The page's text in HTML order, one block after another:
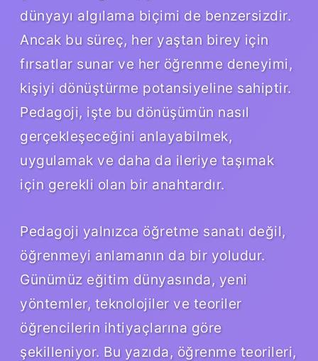
dünyayı algılama biçimi de benzersizdir.
Ancak bu süreç, her yaştan birey için
fırsatlar sunar ve her öğrenme deneyimi,
kişiyi dönüştürme potansiyeline sahiptir.
Pedagoji, işte bu dönüşümün nasıl
gerçekleşeceğini anlayabilmek,
uygulamak ve daha da ileriye taşımak
için gerekli olan bir anahtardır.
Pedagoji yalnızca öğretme sanatı değil,
öğrenmeyi anlamanın da bir yoludur.
Günümüz eğitim dünyasında, yeni
yöntemler, teknolojiler ve teoriler
öğrencilerin ihtiyaçlarına göre
şekilleniyor. Bu yazıda, öğrenme teorileri,